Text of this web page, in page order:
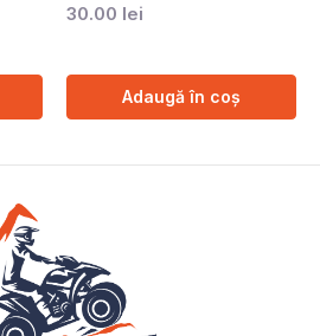
30.00 lei
Adaugă în coș